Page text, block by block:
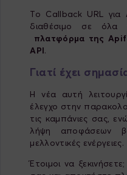
Το Callback URL για
διαθέσιμο σε
πλατφόρμα της
API.
Γιατί έχει
Η νέα αυτή
έλεγχο στην
τις καμπάνιες σας,
λήψη αποφάσεων
μελλοντικές ενέργειες.
Έτοιμοι να